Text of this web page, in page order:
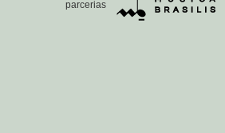
parcerias